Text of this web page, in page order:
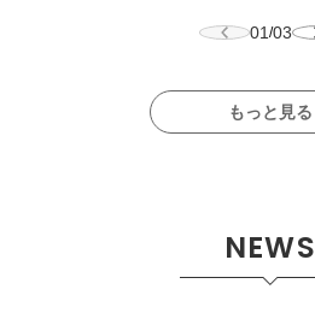
01/03
もっと見る
NEWS